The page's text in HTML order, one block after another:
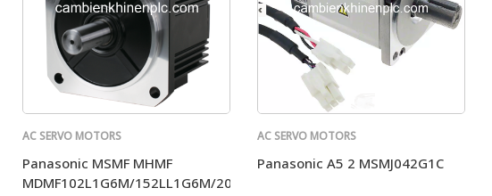
HM/402/MSME
AC SERVO MOTORS
Panasonic MSMF MHMF
MDMF102L1G6M/152LL1G6M/202L1G6M/L1H6M
AC SERVO MOTORS
Panasonic A5 2 MSMJ042G1C